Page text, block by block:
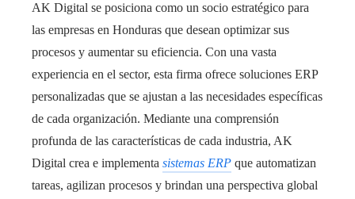
AK Digital se posiciona como un socio estratégico para
las empresas en Honduras que desean optimizar sus
procesos y aumentar su eficiencia. Con una vasta
experiencia en el sector, esta firma ofrece soluciones ERP
personalizadas que se ajustan a las necesidades específicas
de cada organización. Mediante una comprensión
profunda de las características de cada industria, AK
Digital crea e implementa sistemas ERP que automatizan
tareas, agilizan procesos y brindan una perspectiva global